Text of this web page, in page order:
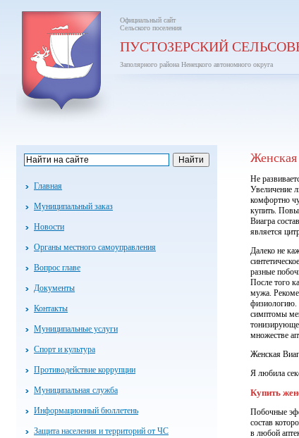
Официальный сайт
Сельского поселения
ПУСТОЗЕРСКИЙ
Заполярного района Ненецкого автономного округа
Главная
Муниципальный заказ
Новости
Органы местного самоуправления
Вопрос главе
Документы
Контакты
Муниципальные услуги
Спорт и культура
Противодействие коррупции
Муниципальная служба
Информационный бюллетень
Защита населения и территорий от ЧС
Женская
Не
Увеличение
комфортно
купить.
Виагра
является
Далеко не
разные
После того
мужа.
физиологию.
симптомы
множестве
Женская
Я любила
Купить
Побочные
состав
в любой